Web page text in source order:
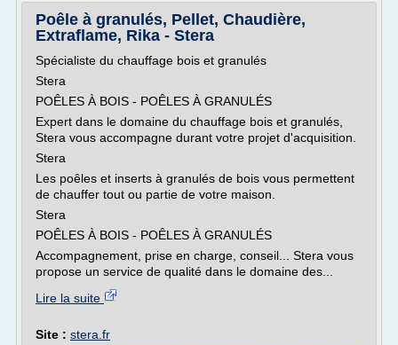
Poêle à granulés, Pellet, Chaudière,
Extraflame, Rika - Stera
Spécialiste du chauffage bois et granulés
Stera
POÊLES À BOIS - POÊLES À GRANULÉS
Expert dans le domaine du chauffage bois et granulés,
Stera vous accompagne durant votre projet d'acquisition.
Stera
Les poêles et inserts à granulés de bois vous permettent
de chauffer tout ou partie de votre maison.
Stera
POÊLES À BOIS - POÊLES À GRANULÉS
Accompagnement, prise en charge, conseil... Stera vous
propose un service de qualité dans le domaine des...
Lire la suite
Site : stera.fr